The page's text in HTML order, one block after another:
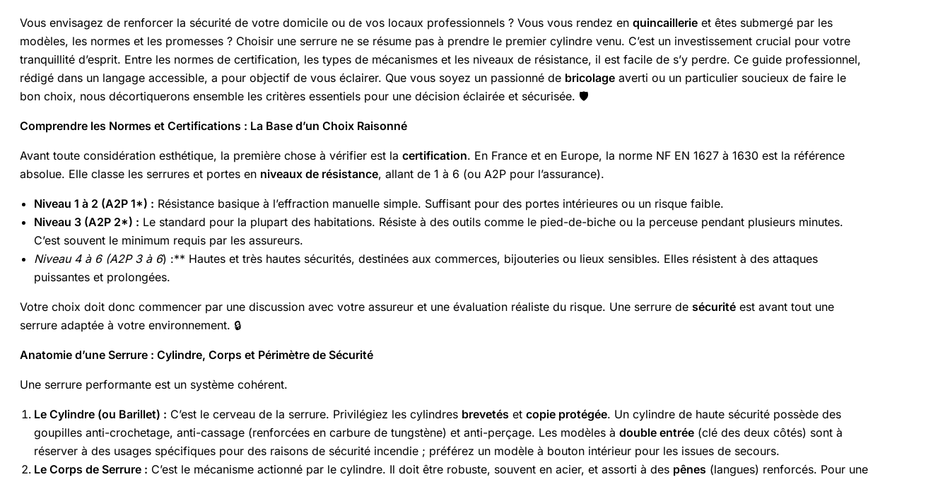
Vous envisagez de renforcer la sécurité de votre domicile ou de vos locaux professionnels ? Vous vous rendez en quincaillerie et êtes submergé par les
modèles, les normes et les promesses ? Choisir une serrure ne se résume pas à prendre le premier cylindre venu. C’est un investissement crucial pour votre
tranquillité d’esprit. Entre les normes de certification, les types de mécanismes et les niveaux de résistance, il est facile de s’y perdre. Ce guide professionnel,
rédigé dans un langage accessible, a pour objectif de vous éclairer. Que vous soyez un passionné de bricolage averti ou un particulier soucieux de faire le
bon choix, nous décortiquerons ensemble les critères essentiels pour une décision éclairée et sécurisée. 🛡️
Comprendre les Normes et Certifications : La Base d’un Choix Raisonné
Avant toute considération esthétique, la première chose à vérifier est la certification. En France et en Europe, la norme NF EN 1627 à 1630 est la référence
absolue. Elle classe les serrures et portes en niveaux de résistance, allant de 1 à 6 (ou A2P pour l’assurance).
Niveau 1 à 2 (A2P 1*) : Résistance basique à l’effraction manuelle simple. Suffisant pour des portes intérieures ou un risque faible.
Niveau 3 (A2P 2*) : Le standard pour la plupart des habitations. Résiste à des outils comme le pied-de-biche ou la perceuse pendant plusieurs minutes.
C’est souvent le minimum requis par les assureurs.
Niveau 4 à 6 (A2P 3 à 6) :** Hautes et très hautes sécurités, destinées aux commerces, bijouteries ou lieux sensibles. Elles résistent à des attaques
puissantes et prolongées.
Votre choix doit donc commencer par une discussion avec votre assureur et une évaluation réaliste du risque. Une serrure de sécurité est avant tout une
serrure adaptée à votre environnement. 🔒
Anatomie d’une Serrure : Cylindre, Corps et Périmètre de Sécurité
Une serrure performante est un système cohérent.
Le Cylindre (ou Barillet) : C’est le cerveau de la serrure. Privilégiez les cylindres brevetés et copie protégée. Un cylindre de haute sécurité possède des
goupilles anti-crochetage, anti-cassage (renforcées en carbure de tungstène) et anti-perçage. Les modèles à double entrée (clé des deux côtés) sont à
réserver à des usages spécifiques pour des raisons de sécurité incendie ; préférez un modèle à bouton intérieur pour les issues de secours.
Le Corps de Serrure : C’est le mécanisme actionné par le cylindre. Il doit être robuste, souvent en acier, et assorti à des pênes (langues) renforcés. Pour une